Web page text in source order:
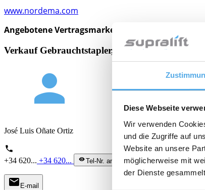
Diese Webseite
Wir verwenden
und die Zugriffe auf
Website an unsere
möglicherweise mit
der Dienste
www.nordema.com
Angebotene Vertragsmarken:
Verkauf Gebrauchtstapler, Staplervermietung,
person
José Luis Oñate Ortiz
phone
+34 620... +34 620... visibilityTel-Nr. anzeigen
mail E-mail